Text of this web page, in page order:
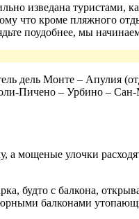
изведана туристами,
что кроме пляжного
поудобнее, мы
дель Монте – Апулия
Пичено – Урбино –
а мощеные улочки
будто с балкона,
балконами